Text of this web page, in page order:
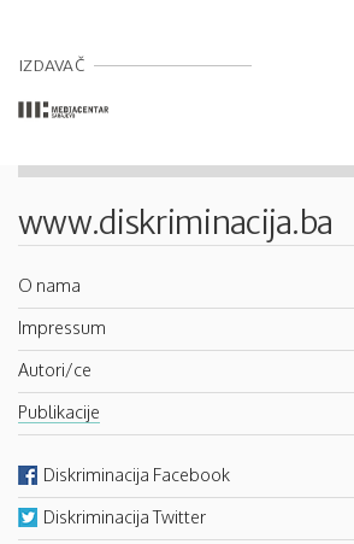
IZDAVAČ
www.diskriminacija.ba
O nama
Impressum
Autori/ce
Publikacije
Diskriminacija Facebook
Diskriminacija Twitter